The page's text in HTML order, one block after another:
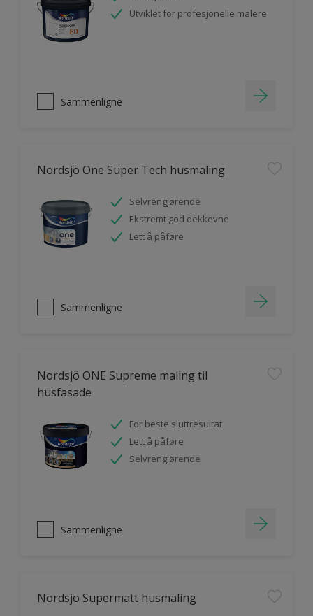
Utviklet for profesjonelle malere
Sammenligne
Nordsjö One Super Tech husmaling
Selvrengjørende
Ekstremt god dekkevne
Lett å påføre
Sammenligne
Nordsjö ONE Supreme maling til
husfasade
For beste sluttresultat
Lett å påføre
Selvrengjørende
Sammenligne
Nordsjö Supermatt husmaling